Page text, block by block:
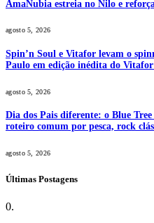
AmaNubia estreia no Nilo e
agosto 5, 2026
Spin’n Soul e Vitafor levam o
Paulo em edição inédita do
agosto 5, 2026
Dia dos Pais diferente: o Blue
roteiro comum por pesca, rock
agosto 5, 2026
Últimas Postagens